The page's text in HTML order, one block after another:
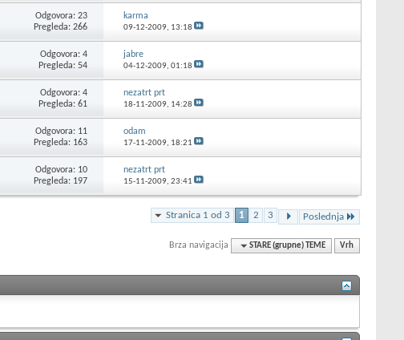
Odgovora: 23
Pregleda: 266
karma
09-12-2009, 13:18
Odgovora: 4
Pregleda: 54
jabre
04-12-2009, 01:18
Odgovora: 4
Pregleda: 61
nezatrt prt
18-11-2009, 14:28
Odgovora: 11
Pregleda: 163
odam
17-11-2009, 18:21
Odgovora: 10
Pregleda: 197
nezatrt prt
15-11-2009, 23:41
Stranica 1 od 3 1 2 3 Poslednja
Brza navigacija STARE (grupne) TEME Vrh